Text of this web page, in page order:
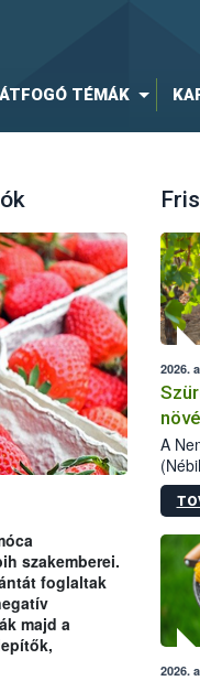
ÁTFOGÓ TÉMÁK
szakemberei.
foglaltak
majd a
2026.
A
Az
2026.